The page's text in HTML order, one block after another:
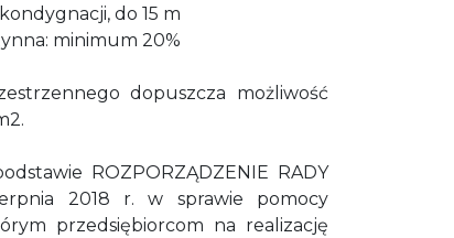
do 15 m
minimum 20%
dopuszcza możliwość
ROZPORZĄDZENIE RADY
2018 r. w sprawie pomocy
przedsiębiorcom na realizację